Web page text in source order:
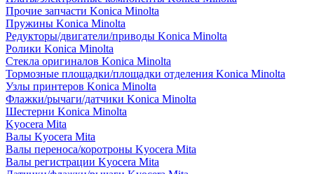
Прочие запчасти Konica Minolta
Пружины Konica Minolta
Редукторы/двигатели/приводы Konica Minolta
Ролики Konica Minolta
Стекла оригиналов Konica Minolta
Тормозные площадки/площадки отделения Konica Minolta
Узлы принтеров Konica Minolta
Флажки/рычаги/датчики Konica Minolta
Шестерни Konica Minolta
Kyocera Mita
Валы Kyocera Mita
Валы переноса/коротроны Kyocera Mita
Валы регистрации Kyocera Mita